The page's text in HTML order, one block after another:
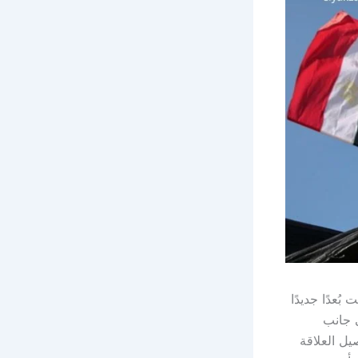
بُعدًا جديدًا
جانب
العلاقة